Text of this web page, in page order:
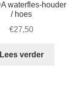
waterfles-houder
/ hoes
€27,50
Lees verder